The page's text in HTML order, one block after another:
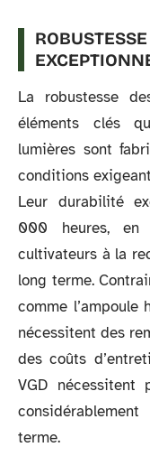
La robustesse
éléments clés
lumières sont
conditions
Leur durabilité
000 heures,
cultivateurs à la
long terme.
comme
nécessitent des
des coûts
VGD nécessitent
terme.